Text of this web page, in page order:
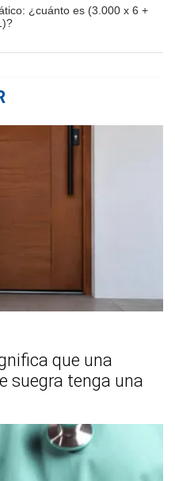
¿cuánto es (3.000 x 6 +
que una
suegra tenga una